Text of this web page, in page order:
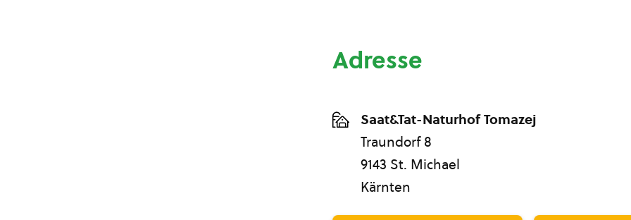
Adresse
Saat&Tat-Naturhof Tomazej
Traundorf 8
9143 St. Michael
Kärnten